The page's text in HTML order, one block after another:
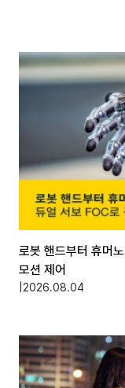
로봇 핸드부터 휴머
모션 제어
2026.08.04